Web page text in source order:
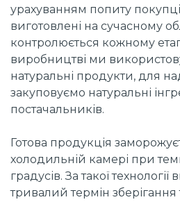
урахуванням попиту
виготовлені на сучасному
контролюється кожному
виробництві ми
натуральні продукти, для
закуповуємо натуральні
постачальників.
Готова продукція
холодильній камері при
градусів. За такої технології
тривалий термін зберігання